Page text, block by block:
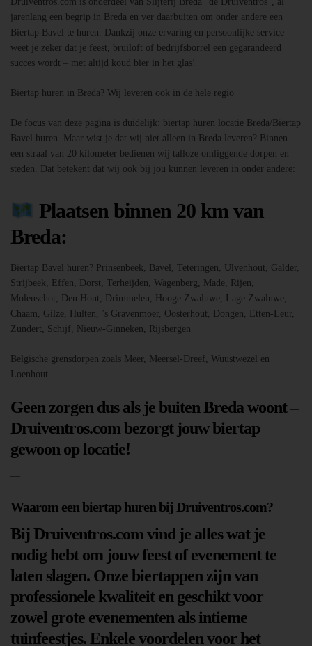
jarenlang een begrip in Breda en ver daarbuiten om onder andere een
Biertap Bavel te huren. Dankzij onze ervaring en persoonlijke service
weet je zeker dat je feest, bruiloft of bedrijfsborrel een gegarandeerd
succes wordt – met altijd koud bier in het glas!
Biertap huren in Breda? Wij leveren ook in de hele regio
De focus van deze pagina is duidelijk: biertap huren locatie Breda/Biertap
Bavel huren. Maar wist je dat wij niet alleen in Breda leveren? Binnen
een straal van 20 kilometer bedienen wij talloze omliggende dorpen en
steden. Dat betekent dat wij ook bij jou kunnen leveren in onder andere:
Plaatsen binnen 20 km van
Breda:
Biertap Bavel huren? Prinsenbeek, Bavel, Teteringen, Ulvenhout, Galder,
Strijbeek, Effen, Dorst, Terheijden, Wagenberg, Made, Rijen,
Molenschot, Den Hout, Drimmelen, Hooge Zwaluwe, Lage Zwaluwe,
Chaam, Gilze, Hulten, ’s Gravenmoer, Oosterhout, Dongen, Etten-Leur,
Zundert, Schijf, Nieuw-Ginneken, Rijsbergen
Belgische grensdorpen zoals Meer, Meersel-Dreef, Wuustwezel en
Loenhout
Geen zorgen dus als je buiten Breda woont –
Druiventros.com bezorgt jouw biertap
gewoon op locatie!
—
Waarom een biertap huren bij Druiventros.com?
Bij Druiventros.com vind je alles wat je
nodig hebt om jouw feest of evenement te
laten slagen. Onze biertappen zijn van
professionele kwaliteit en geschikt voor
zowel grote evenementen als intieme
tuinfeestjes. Enkele voordelen voor het